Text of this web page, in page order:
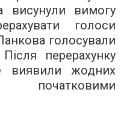
висунули вимогу
голоси
голосували
перерахунку
виявили жодних